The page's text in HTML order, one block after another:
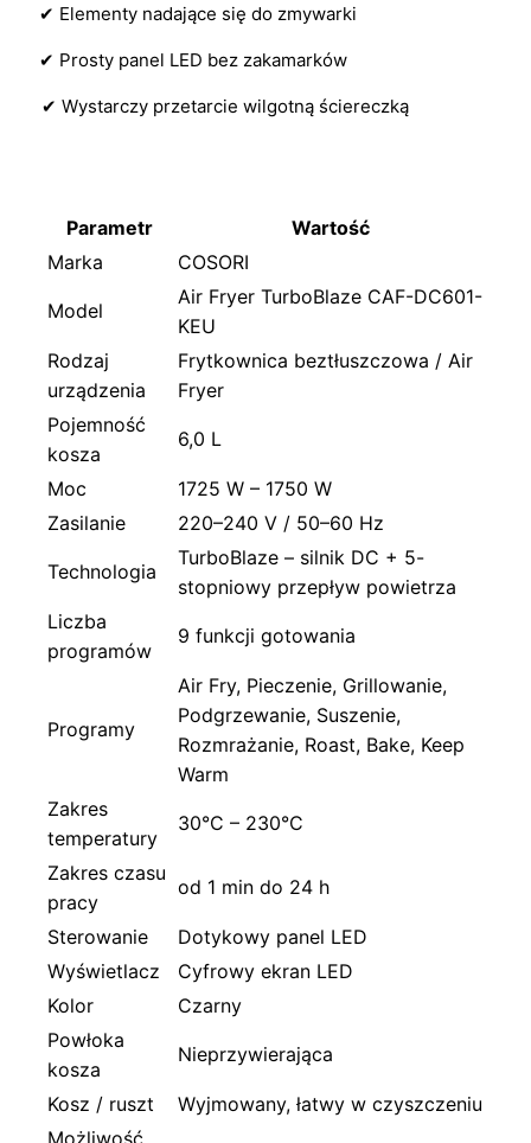
✔ Elementy nadające się do zmywarki
✔ Prosty panel LED bez zakamarków
✔ Wystarczy przetarcie wilgotną ściereczką
Parametr
Wartość
Marka
COSORI
Model
Air Fryer TurboBlaze CAF-DC601-
KEU
Rodzaj
urządzenia
Frytkownica beztłuszczowa / Air
Fryer
Pojemność
kosza
6,0 L
Moc
1725 W – 1750 W
Zasilanie
220–240 V / 50–60 Hz
Technologia
TurboBlaze – silnik DC + 5-
stopniowy przepływ powietrza
Liczba
programów
9 funkcji gotowania
Programy
Air Fry, Pieczenie, Grillowanie,
Podgrzewanie, Suszenie,
Rozmrażanie, Roast, Bake, Keep
Warm
Zakres
temperatury
30°C – 230°C
Zakres czasu
pracy
od 1 min do 24 h
Sterowanie
Dotykowy panel LED
Wyświetlacz
Cyfrowy ekran LED
Kolor
Czarny
Powłoka
kosza
Nieprzywierająca
Kosz / ruszt
Wyjmowany, łatwy w czyszczeniu
Możliwość